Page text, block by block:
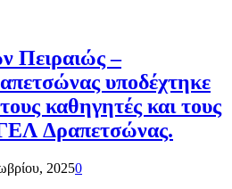
Πειραιώς –
υποδέχτηκε
καθηγητές και τους
του 1ου ΓΕΛ Δραπετσώνας.
20250